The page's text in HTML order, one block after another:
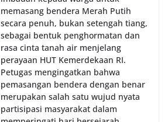
memasang bendera Merah Putih
secara penuh, bukan setengah tiang,
sebagai bentuk penghormatan dan
rasa cinta tanah air menjelang
perayaan HUT Kemerdekaan RI.
Petugas mengingatkan bahwa
pemasangan bendera dengan benar
merupakan salah satu wujud nyata
partisipasi masyarakat dalam